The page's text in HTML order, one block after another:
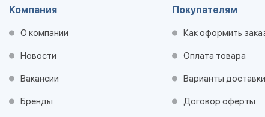
Компания
О компании
Новости
Вакансии
Бренды
Покупателям
Как оформить
Оплата товара
Варианты доставки
Договор оферты